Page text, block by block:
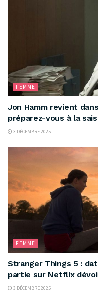
FEMME
Jon Hamm revient
préparez-vous à la
3 DÉCEMBRE 2025
FEMME
Stranger Things 5 :
partie sur Netflix
3 DÉCEMBRE 2025